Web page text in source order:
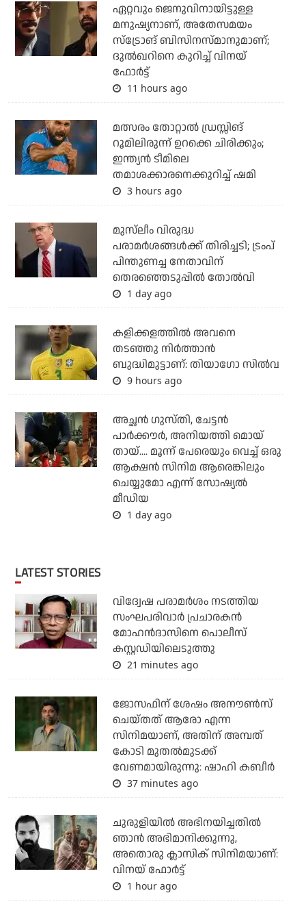
ഏറ്റവും ജെനുവിനായിട്ടുള്ള
മനുഷ്യനാണ്, അതേസമയം
സ്‌ട്രോങ് ബിസിനസ്മാനുമാണ്;
ദുല്‍ഖറിനെ കുറിച്ച് വിനയ്
ഫോര്‍ട്ട്
11 hours ago
മത്സരം തോറ്റാല്‍ ഡ്രസ്സിങ്
റൂമിലിരുന്ന് ഉറക്കെ ചിരിക്കും;
ഇന്ത്യന്‍ ടീമിലെ
തമാശക്കാരനെക്കുറിച്ച് ഷമി
3 hours ago
മുസ്‌ലീം വിരുദ്ധ
പരാമര്‍ശങ്ങള്‍ക്ക് തിരിച്ചടി; ട്രംപ്
പിന്തുണച്ച നേതാവിന്
തെരഞ്ഞെടുപ്പില്‍ തോല്‍വി
1 day ago
കളിക്കളത്തില്‍ അവനെ
തടഞ്ഞു നിര്‍ത്താന്‍
ബുദ്ധിമുട്ടാണ്: തിയാഗോ സില്‍വ
9 hours ago
അച്ഛന്‍ ഗുസ്തി, ചേട്ടന്‍
പാര്‍ക്കൗര്‍, അനിയത്തി മൊയ്
തായ്.... മൂന്ന് പേരെയും വെച്ച് ഒരു
ആക്ഷന്‍ സിനിമ ആരെങ്കിലും
ചെയ്യുമോ എന്ന് സോഷ്യല്‍
മീഡിയ
1 day ago
LATEST STORIES
വിദ്വേഷ പരാമര്‍ശം നടത്തിയ
സംഘപരിവാര്‍ പ്രചാരകന്‍
മോഹന്‍ദാസിനെ പൊലീസ്
കസ്റ്റഡിയിലെടുത്തു
21 minutes ago
ജോസഫിന് ശേഷം അനൗണ്‍സ്
ചെയ്തത് ആരോ എന്ന
സിനിമയാണ്, അതിന് അമ്പത്
കോടി മുതല്‍മുടക്ക്
വേണമായിരുന്നു: ഷാഹി കബീര്‍
37 minutes ago
ചുരുളിയിൽ അഭിനയിച്ചതിൽ
ഞാൻ അഭിമാനിക്കുന്നു,
അതൊരു ക്ലാസിക് സിനിമയാണ്:
വിനയ് ഫോർട്ട്
1 hour ago